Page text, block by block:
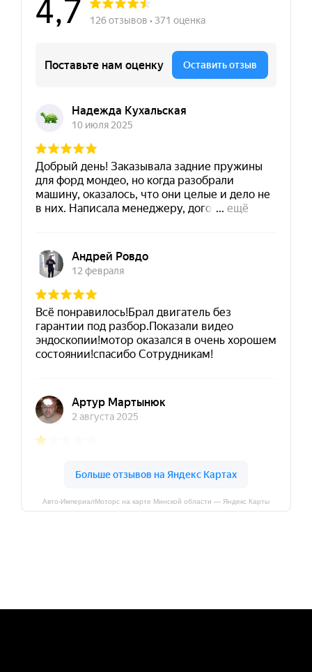
Авто-ИмпериалМоторс на карте Минской области — Яндекс Карты